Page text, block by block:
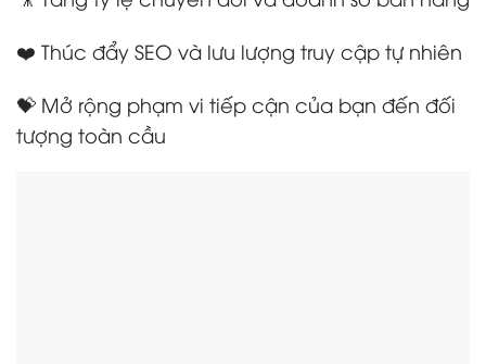
❤️ Thúc đẩy SEO và lưu lượng truy cập tự nhiên
💝 Mở rộng phạm vi tiếp cận của bạn đến đối
tượng toàn cầu